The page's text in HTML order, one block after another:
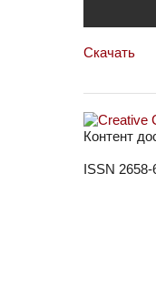
Скачать
Контент
ISSN 2658-